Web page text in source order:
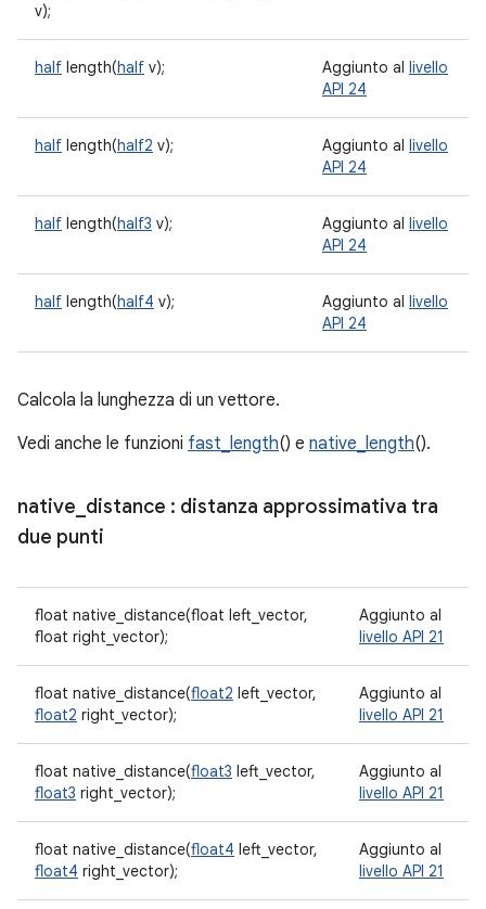
v);
half length(half v); Aggiunto al livello
API 24
half length(half2 v); Aggiunto al livello
API 24
half length(half3 v); Aggiunto al livello
API 24
half length(half4 v); Aggiunto al livello
API 24
Calcola la lunghezza di un vettore.
Vedi anche le funzioni fast_length() e native_length().
native distance : distanza approssimativa tra
due punti
float native_distance(float left_vector,
float right_vector);
Aggiunto al
livello API 21
float native_distance(float2 left_vector,
float2 right_vector);
Aggiunto al
livello API 21
float native_distance(float3 left_vector,
float3 right_vector);
Aggiunto al
livello API 21
float native_distance(float4 left_vector,
float4 right_vector);
Aggiunto al
livello API 21